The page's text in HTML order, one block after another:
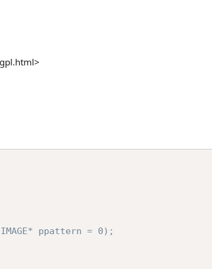
ppattern = 0);